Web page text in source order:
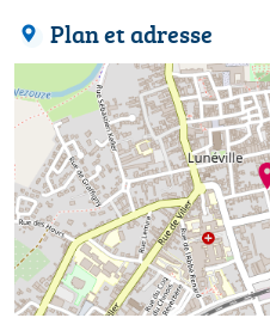
Plan et adresse